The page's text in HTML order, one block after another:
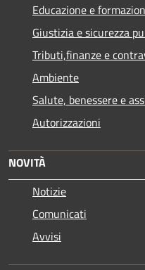
Educazione e
Giustizia e sicurezza
Tributi,finanze e
Ambiente
Salute, benessere e
Autorizzazioni
NOVITÀ
Notizie
Comunicati
Avvisi